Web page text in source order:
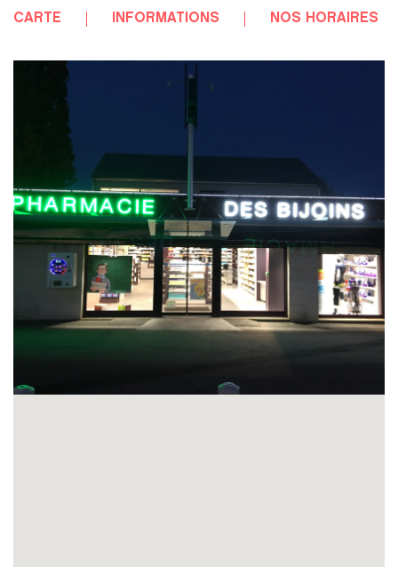
CARTE INFORMATIONS NOS HORAIRES